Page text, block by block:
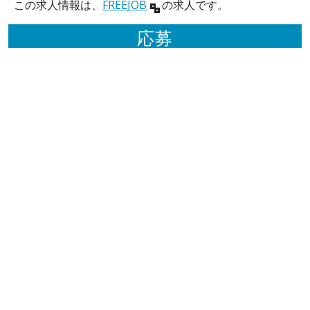
この求人情報は、 FREEJOB の求人です。
応募